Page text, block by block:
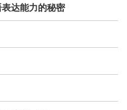
达能力的秘密